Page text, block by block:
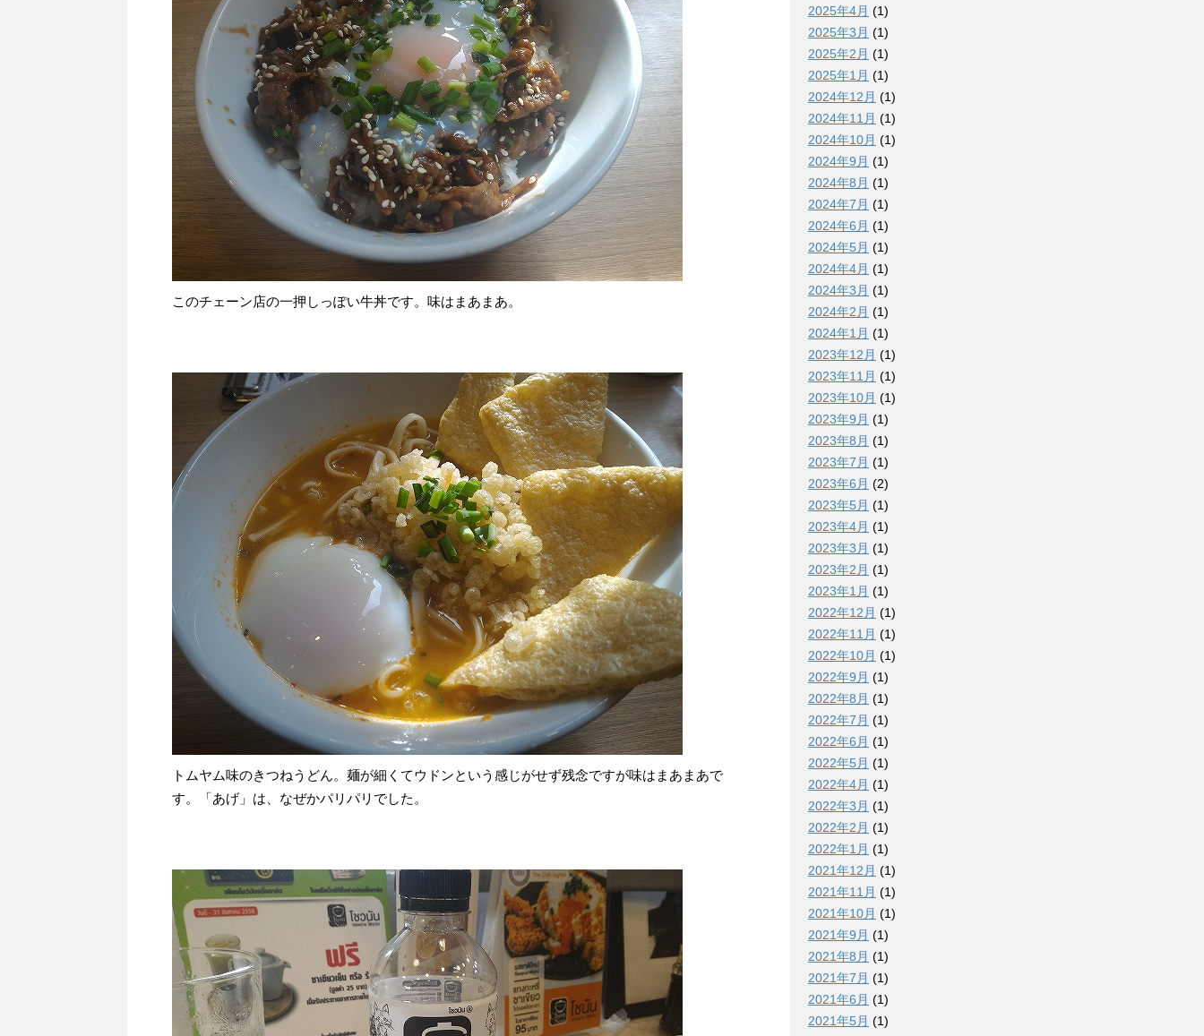
このチェーン店の一押しっぽい牛丼です。味はまあまあ。
トムヤム味のきつねうどん。麺が細くてウドンという感じがせず残念ですが味はまあまあで
す。「あげ」は、なぜかパリパリでした。
2025年4月 (1)
2025年3月 (1)
2025年2月 (1)
2025年1月 (1)
2024年12月 (1)
2024年11月 (1)
2024年10月 (1)
2024年9月 (1)
2024年8月 (1)
2024年7月 (1)
2024年6月 (1)
2024年5月 (1)
2024年4月 (1)
2024年3月 (1)
2024年2月 (1)
2024年1月 (1)
2023年12月 (1)
2023年11月 (1)
2023年10月 (1)
2023年9月 (1)
2023年8月 (1)
2023年7月 (1)
2023年6月 (2)
2023年5月 (1)
2023年4月 (1)
2023年3月 (1)
2023年2月 (1)
2023年1月 (1)
2022年12月 (1)
2022年11月 (1)
2022年10月 (1)
2022年9月 (1)
2022年8月 (1)
2022年7月 (1)
2022年6月 (1)
2022年5月 (1)
2022年4月 (1)
2022年3月 (1)
2022年2月 (1)
2022年1月 (1)
2021年12月 (1)
2021年11月 (1)
2021年10月 (1)
2021年9月 (1)
2021年8月 (1)
2021年7月 (1)
2021年6月 (1)
2021年5月 (1)